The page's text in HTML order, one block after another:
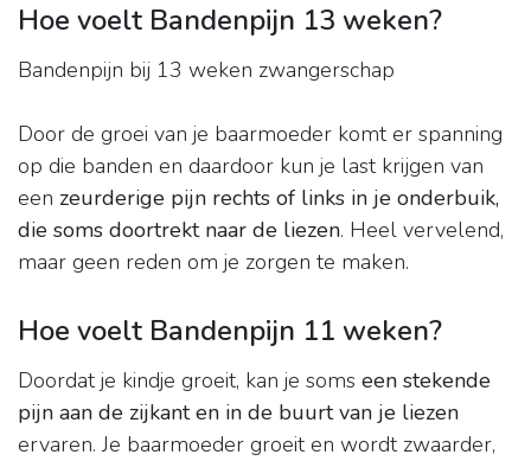
Hoe voelt Bandenpijn 13 weken?
Bandenpijn bij 13 weken zwangerschap
Door de groei van je baarmoeder komt er spanning
op die banden en daardoor kun je last krijgen van
een zeurderige pijn rechts of links in je onderbuik,
die soms doortrekt naar de liezen. Heel vervelend,
maar geen reden om je zorgen te maken.
Hoe voelt Bandenpijn 11 weken?
Doordat je kindje groeit, kan je soms een stekende
pijn aan de zijkant en in de buurt van je liezen
ervaren. Je baarmoeder groeit en wordt zwaarder,